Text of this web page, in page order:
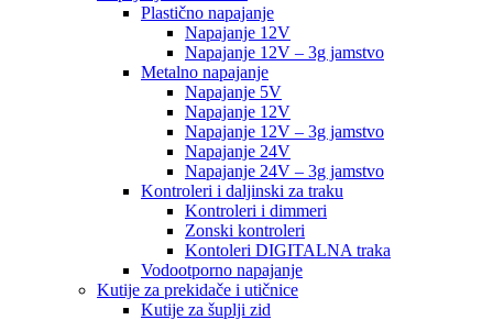
Plastično napajanje
Napajanje 12V
Napajanje 12V – 3g jamstvo
Metalno napajanje
Napajanje 5V
Napajanje 12V
Napajanje 12V – 3g jamstvo
Napajanje 24V
Napajanje 24V – 3g jamstvo
Kontroleri i daljinski za traku
Kontroleri i dimmeri
Zonski kontroleri
Kontoleri DIGITALNA traka
Vodootporno napajanje
Kutije za prekidače i utičnice
Kutije za šuplji zid